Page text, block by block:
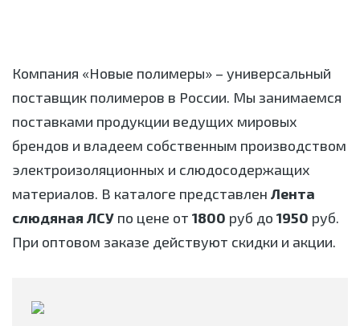
Компания «Новые полимеры» – универсальный
поставщик полимеров в России. Мы занимаемся
поставками продукции ведущих мировых
брендов и владеем собственным производством
электроизоляционных и слюдосодержащих
материалов. В каталоге представлен Лента
слюдяная ЛСУ по цене от 1800 руб до 1950 руб.
При оптовом заказе действуют скидки и акции.